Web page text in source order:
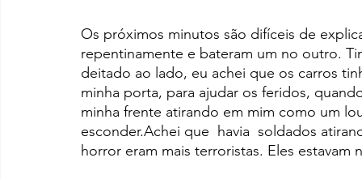
Os próximos minutos são difíceis de
repentinamente e bateram um no outro.
deitado ao lado, eu achei que os carros
minha porta, para ajudar os feridos,
minha frente atirando em mim como um
esconder.Achei que  havia  soldados
horror eram mais terroristas. Eles